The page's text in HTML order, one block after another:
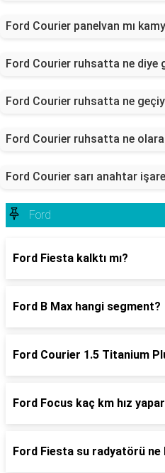
Ford Courier panelvan mı
Ford Courier ruhsatta ne diye
Ford Courier ruhsatta ne
Ford Courier ruhsatta ne
Ford Courier sarı anahtar
Ford
Ford Fiesta kalktı mı?
Ford B Max hangi segment?
Ford Courier 1.5 Titanium
Ford Focus kaç km hız
Ford Fiesta su radyatörü ne